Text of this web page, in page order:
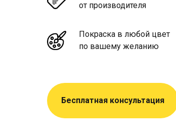
от производителя
Покраска в любой цвет
по вашему желанию
Бесплатная консультация